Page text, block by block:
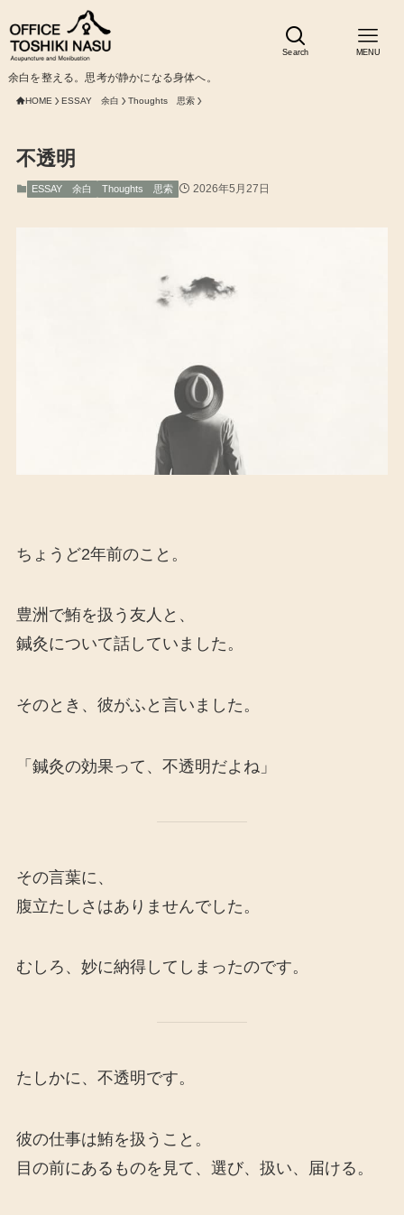
余白を整える。思考が静かになる身体へ。
Search MENU
HOME ESSAY 余白 Thoughts 思索
不透明
ESSAY 余白 Thoughts 思索 2026年5月27日
ちょうど2年前のこと。
豊洲で鮪を扱う友人と、
鍼灸について話していました。
そのとき、彼がふと言いました。
「鍼灸の効果って、不透明だよね」
その言葉に、
腹立たしさはありませんでした。
むしろ、妙に納得してしまったのです。
たしかに、不透明です。
彼の仕事は鮪を扱うこと。
目の前にあるものを見て、選び、扱い、届ける。